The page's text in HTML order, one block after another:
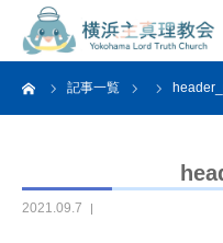
記事一覧
2021.09.7
HOME
活動紹介